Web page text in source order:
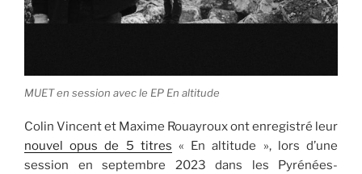
MUET en session avec le EP En altitude
Colin Vincent et Maxime Rouayroux ont enregistré leur
nouvel opus de 5 titres « En altitude », lors d’une
session en septembre 2023 dans les Pyrénées-